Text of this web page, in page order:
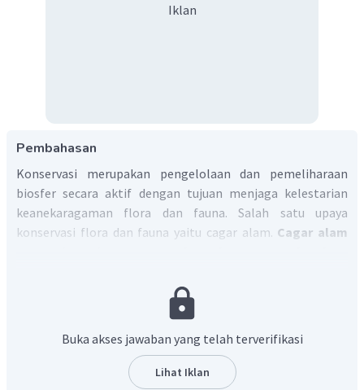
Iklan
Pembahasan
Konservasi merupakan pengelolaan dan pemeliharaan
biosfer secara aktif dengan tujuan menjaga kelestarian
keanekaragaman flora dan fauna. Salah satu upaya
konservasi flora dan fauna yaitu cagar alam. Cagar alam
Jadi, jawaban yang tepat adalah A.
Buka akses jawaban yang telah terverifikasi
Lihat Iklan